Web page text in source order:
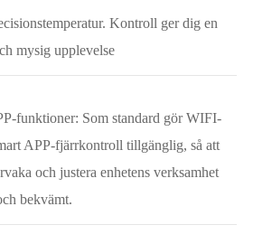
Kontroll ger dig en
mysig upplevelse
funktioner: Som standard gör WIFI-
APP-fjärrkontroll tillgänglig, så att
och justera enhetens verksamhet
bekvämt.